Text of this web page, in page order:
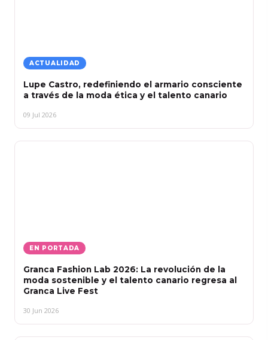
ACTUALIDAD
Lupe Castro, redefiniendo el armario consciente
a través de la moda ética y el talento canario
09 Jul 2026
EN PORTADA
Granca Fashion Lab 2026: La revolución de la
moda sostenible y el talento canario regresa al
Granca Live Fest
30 Jun 2026